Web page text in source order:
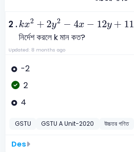
2 . kx2 + 2y2 − 4x − 12y + 11
k 2 + 2y 2- x- y+11 = 0
নির্দেশ করলে k মান কত?
Updated: 8 months ago
-2
2
4
GSTU GSTU A Unit-2020 উচ্চতর গণিত
Des